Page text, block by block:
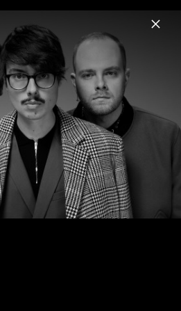
Menu
Videos Fotos Biografie